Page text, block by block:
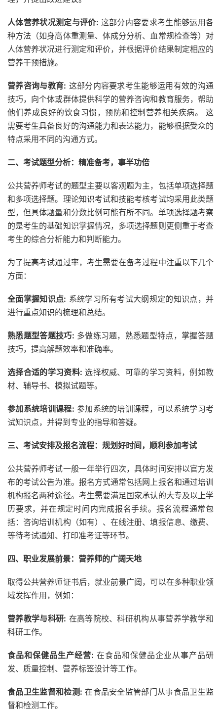
人体营养状况测定与评价: 这部分内容要求考生能够运用各
种方法（如身高体重测量、体成分分析、血常规检查等）对
人体营养状况进行测定和评价，并根据评价结果制定相应的
营养干预措施。
营养咨询与教育: 这部分内容要求考生能够运用有效的沟通
技巧，向个体或群体提供科学的营养咨询和教育服务，帮助
他们养成良好的饮食习惯，预防和控制营养相关疾病。 这
需要考生具备良好的沟通能力和表达能力，能够根据受众的
特点采用不同的沟通方式。
二、考试题型分析：精准备考，事半功倍
公共营养师考试的题型主要以客观题为主，包括单项选择题
和多项选择题。理论知识考试和技能考核考试均采用此类题
型，但具体题量和分数比例可能有所不同。单项选择题考察
的是考生的基础知识掌握情况，多项选择题则更侧重于考查
考生的综合分析能力和判断能力。
为了提高考试通过率，考生需要在备考过程中注重以下几个
方面：
全面掌握知识点: 系统学习所有考试大纲规定的知识点，并
进行重点知识的梳理和总结。
熟悉题型答题技巧: 多做练习题，熟悉题型特点，掌握答题
技巧，提高解题效率和准确率。
选择合适的学习资料: 选择权威、可靠的学习资料，例如教
材、辅导书、模拟试题等。
参加系统培训课程: 参加系统的培训课程，可以系统学习考
试知识点，并得到专业的指导和答疑。
三、考试安排及报名流程：规划好时间，顺利参加考试
公共营养师考试一般一年举行四次，具体时间安排以官方发
布的考试公告为准。报名方式通常包括网上报名和通过培训
机构报名两种途径。考生需要满足国家承认的大专及以上学
历要求，并在规定时间内完成报名手续。报名流程通常包
括：咨询培训机构（如有）、在线注册、填报信息、缴费、
等待考试通知、打印准考证等环节。
四、职业发展前景：营养师的广阔天地
取得公共营养师证书后，就业前景广阔，可以在多种职业领
域发挥作用，例如：
营养教学与科研: 在高等院校、科研机构从事营养学教学和
科研工作。
食品和保健品生产经营: 在食品和保健品企业从事产品研
发、质量控制、营养标签设计等工作。
食品卫生监督和检测: 在食品安全监管部门从事食品卫生监
督和检测工作。